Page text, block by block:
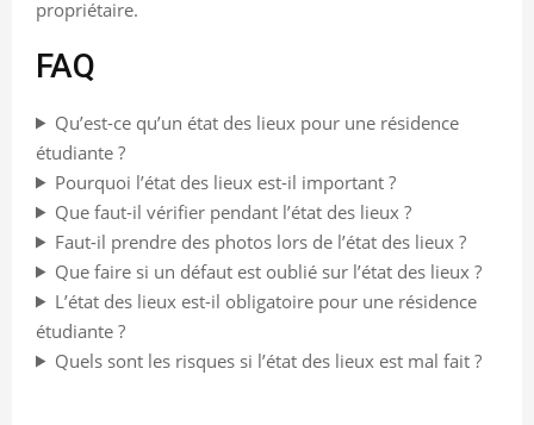
propriétaire.
FAQ
Qu’est-ce qu’un état des lieux pour une résidence
étudiante ?
Pourquoi l’état des lieux est-il important ?
Que faut-il vérifier pendant l’état des lieux ?
Faut-il prendre des photos lors de l’état des lieux ?
Que faire si un défaut est oublié sur l’état des lieux ?
L’état des lieux est-il obligatoire pour une résidence
étudiante ?
Quels sont les risques si l’état des lieux est mal fait ?